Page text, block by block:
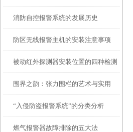
消防自控报警系统的发展历史
防区无线报警主机的安装注意事项
被动红外探测器安装位置的四种检测
方法
围界之韵：张力围栏的艺术与实用
“入侵防盗报警系统”的分类分析
燃气报警器故障排除的五大法